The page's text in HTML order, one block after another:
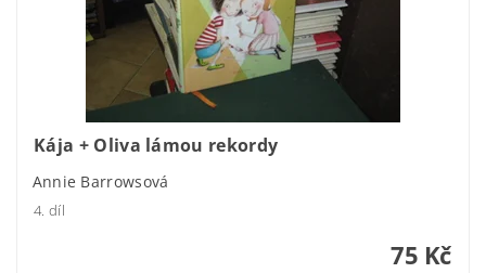
Kája + Oliva lámou rekordy
Annie Barrowsová
4. díl
75 Kč